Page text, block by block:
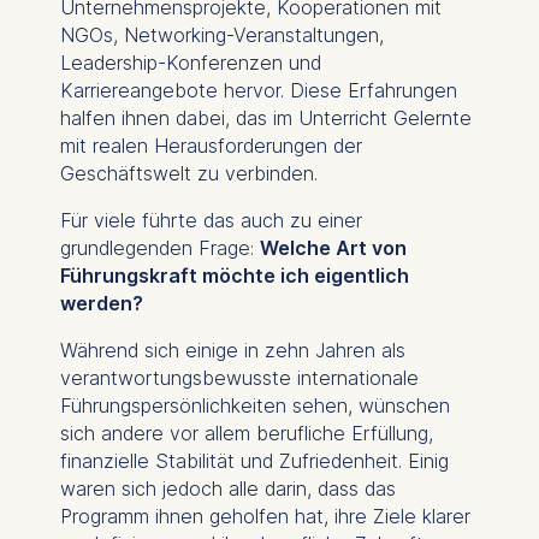
Unternehmensprojekte, Kooperationen mit
NGOs, Networking-Veranstaltungen,
Leadership-Konferenzen und
Karriereangebote hervor. Diese Erfahrungen
halfen ihnen dabei, das im Unterricht Gelernte
mit realen Herausforderungen der
Geschäftswelt zu verbinden.
Für viele führte das auch zu einer
grundlegenden Frage: Welche Art von
Führungskraft möchte ich eigentlich
werden?
Während sich einige in zehn Jahren als
verantwortungsbewusste internationale
Führungspersönlichkeiten sehen, wünschen
sich andere vor allem berufliche Erfüllung,
finanzielle Stabilität und Zufriedenheit. Einig
waren sich jedoch alle darin, dass das
Programm ihnen geholfen hat, ihre Ziele klarer
Schlossplatz 1, 10178 Berlin,
Germany
We use cookies for the
following purposes:
Analyzing website
Improving our services
Marketing and
personalized content
may be processed:
IP address
Device information
User behavior
The storage duration of
cookies varies depending